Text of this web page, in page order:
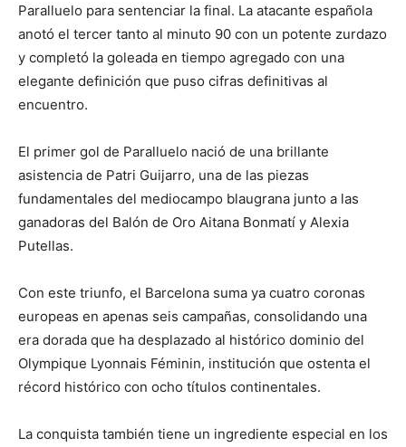
Paralluelo para sentenciar la final. La atacante española
anotó el tercer tanto al minuto 90 con un potente zurdazo
y completó la goleada en tiempo agregado con una
elegante definición que puso cifras definitivas al
encuentro.
El primer gol de Paralluelo nació de una brillante
asistencia de Patri Guijarro, una de las piezas
fundamentales del mediocampo blaugrana junto a las
ganadoras del Balón de Oro Aitana Bonmatí y Alexia
Putellas.
Con este triunfo, el Barcelona suma ya cuatro coronas
europeas en apenas seis campañas, consolidando una
era dorada que ha desplazado al histórico dominio del
Olympique Lyonnais Féminin, institución que ostenta el
récord histórico con ocho títulos continentales.
La conquista también tiene un ingrediente especial en los